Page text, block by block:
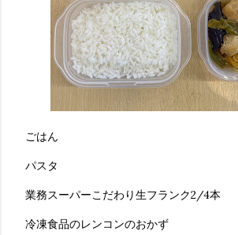
ごはん
パスタ
業務スーパーこだわり生フランク2/4本
冷凍食品のレンコンのおかず